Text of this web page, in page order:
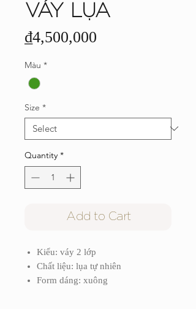
VÁY LỤA
₫4,500,000
Màu *
Size *
Quantity *
Add to Cart
Kiểu: váy 2 lớp
Chất liệu: lụa tự nhiên
Form dáng: xuông